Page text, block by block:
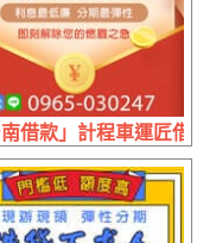
| 金額寬貸你 繳款不逼你
南借款」計程車運匠借